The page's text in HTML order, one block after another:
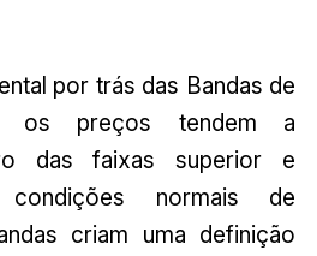
por trás das Bandas de
os preços tendem a
das faixas superior e
normais de
criam uma definição